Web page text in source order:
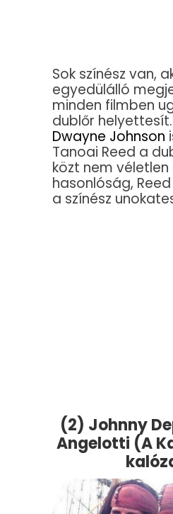
Sok színész van,
egyedülálló
minden filmben
dublőr
Dwayne Johnson
Tanoai Reed a
közt nem véletlen
hasonlóság,
a színész
(2) Johnny
Angelotti (A